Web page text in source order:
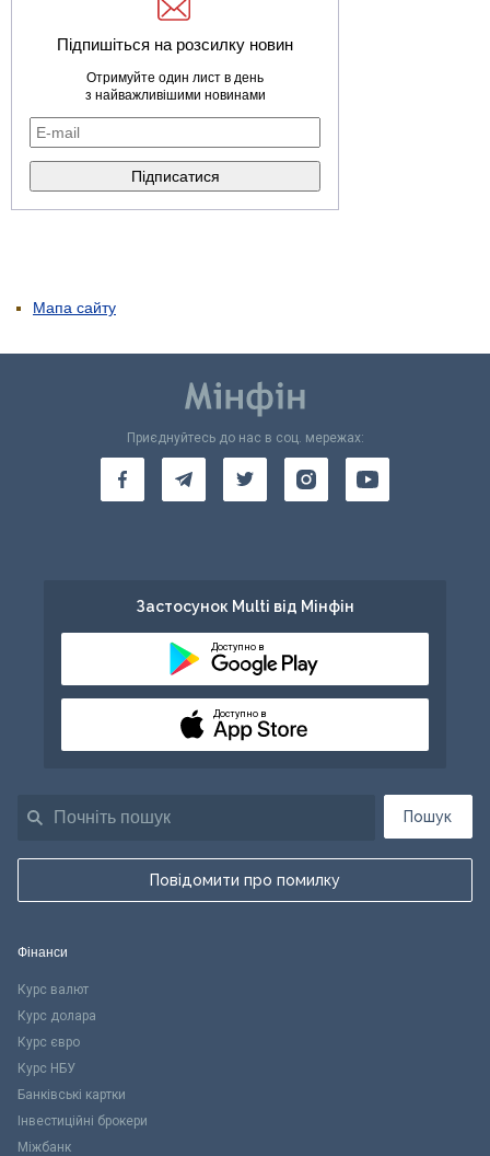
Підпишіться на розсилку новин
Отримуйте один лист в день
з найважливішими новинами
Мапа сайту
Пошук
Повідомити про помилку
Приєднуйтесь до нас в соц. мережах:
Застосунок Multi від Мінфін
Доступно в
Доступно в
Фінанси
Курс валют
Курс долара
Курс євро
Курс НБУ
Банківські картки
Інвестиційні брокери
Міжбанк